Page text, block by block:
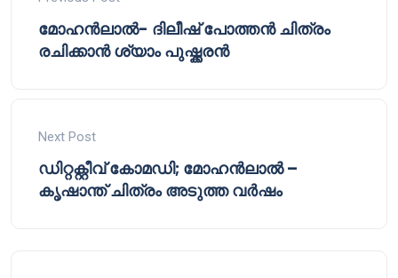
മോഹൻലാൽ- ദിലീഷ് പോത്തൻ ചിത്രം
രചിക്കാൻ ശ്യാം പുഷ്ക്കരൻ
Next Post
ഡിറ്റക്റ്റീവ് കോമഡി; മോഹൻലാൽ –
കൃഷാന്ത് ചിത്രം അടുത്ത വർഷം